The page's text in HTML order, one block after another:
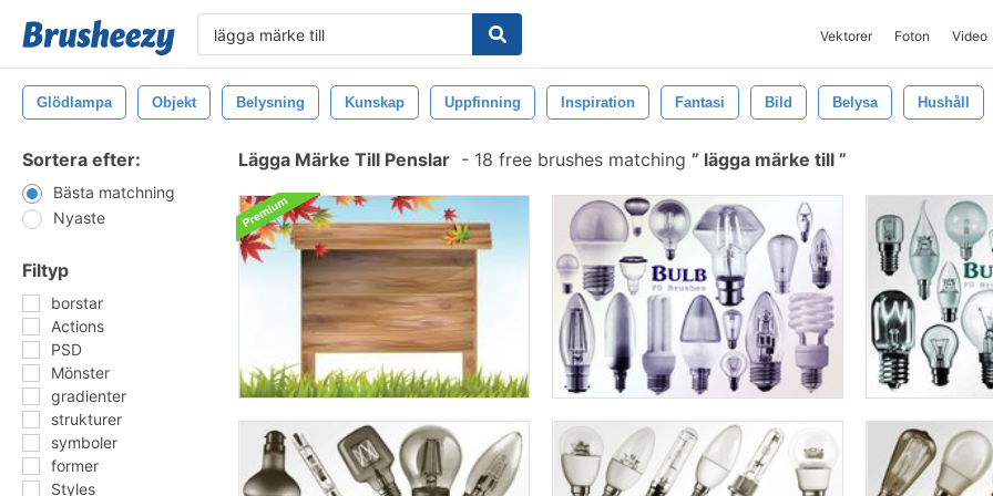
Vektorer Foton Video
Glödlampa Objekt Belysning Kunskap Uppfinning Inspiration Fantasi Bild Belysa Hushåll
Sortera efter:
Bästa matchning
Nyaste
Filtyp
borstar
Actions
PSD
Mönster
gradienter
strukturer
symboler
former
Styles
Lägga Märke Till Penslar - 18 free brushes matching lägga märke till